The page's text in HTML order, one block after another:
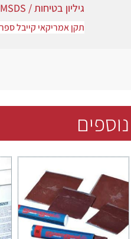
גיליון בטיחות / MSDS
תקן אמריקאי קייבל